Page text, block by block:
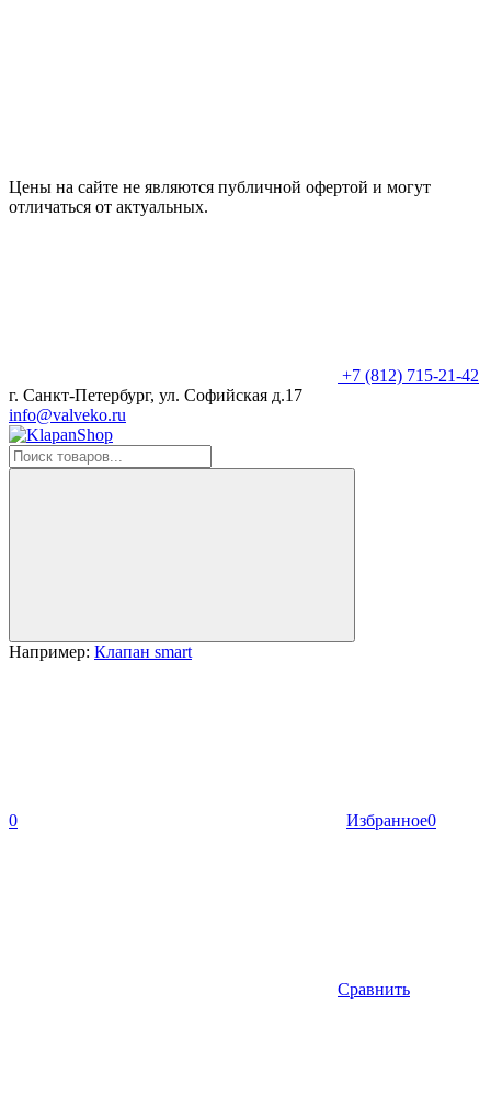
Цены на сайте не являются публичной офертой и могут
отличаться от актуальных.
+7 (812) 715-21-42
г. Санкт-Петербург, ул. Софийская д.17
info@valveko.ru
Например: Клапан smart
0 Избранное0
Сравнить